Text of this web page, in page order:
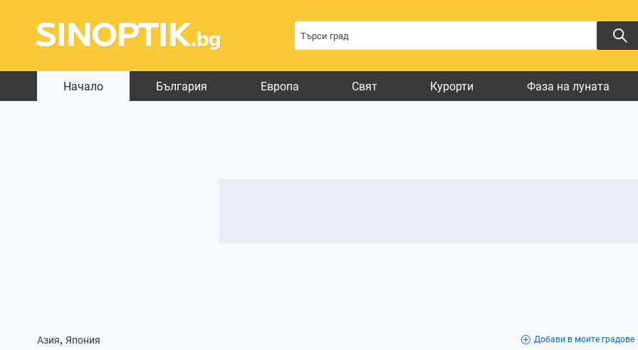
Начало България Европа Свят Курорти Фаза на луната
Азия, Япония
Добави в моите градове